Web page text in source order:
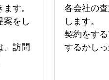
す。
案をし
、訪問
各会社の
します。
契約をす
するかし